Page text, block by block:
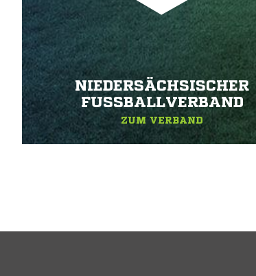
NIEDERSÄCHSISCHER
FUSSBALLVERBAND
ZUM VERBAND